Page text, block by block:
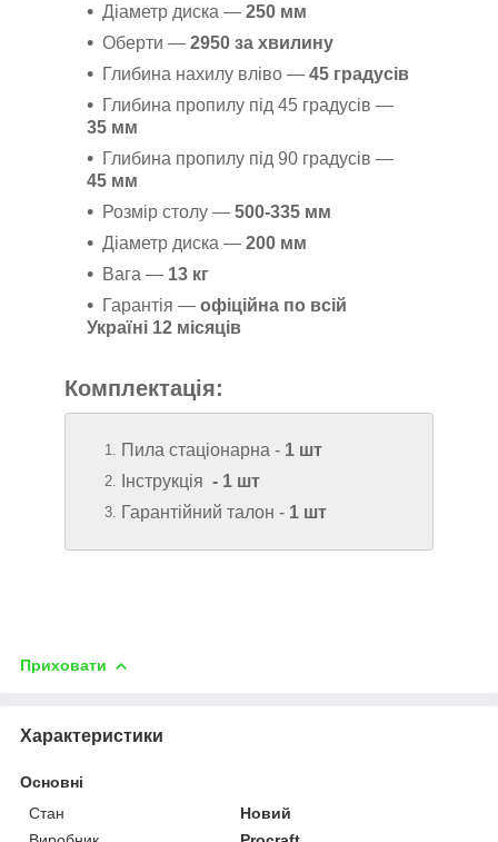
Діаметр диска — 250 мм
Оберти — 2950 за хвилину
Глибина нахилу вліво — 45 градусів
Глибина пропилу під 45 градусів —
35 мм
Глибина пропилу під 90 градусів —
45 мм
Розмір столу — 500-335 мм
Діаметр диска — 200 мм
Вага — 13 кг
Гарантія — офіційна по всій
Україні 12 місяців
Комплектація:
Пила стаціонарна - 1 шт
Інструкція - 1 шт
Гарантійний талон - 1 шт
Приховати
Характеристики
Основні
Стан
Новий